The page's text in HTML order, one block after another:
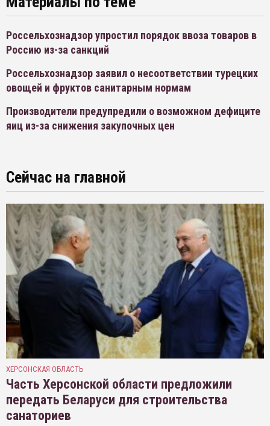
Россельхознадзор упростил порядок ввоза товаров в
Россию из-за санкций
Россельхознадзор заявил о несоответствии турецких
овощей и фруктов санитарным нормам
Производители предупредили о возможном дефиците
яиц из-за снижения закупочных цен
Сейчас на главной
ХЕРСОНСКАЯ ОБЛАСТЬ
Часть Херсонской области предложили
передать Беларуси для строительства
санаториев